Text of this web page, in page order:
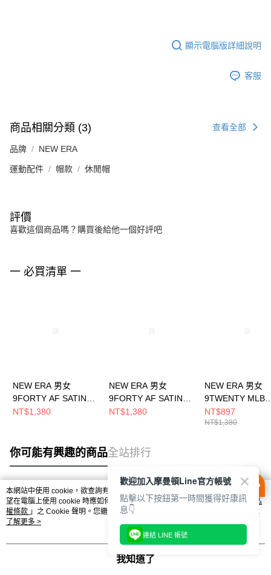
顯示電腦版詳細說明
客服
商品相關分類 (3) 查看全部
品牌 NEW ERA
運動配件 帽款 休閒帽
評價
喜歡這個商品嗎？購買後給他一個好評吧
一 必買清單 一
NEW ERA 男女
9FORTY AF SATIN
COOPERSTOWN 洛
NT$1,380
NEW ERA 男女
9FORTY AF SATIN
COOPERSTOWN 芝
NT$1,380
NEW ERA 男女
9TWENTY MLB
VARSITY COOP
牙哥教士
NT$897
NT$1,380
你可能有興趣的商品全站排行
熱門標籤
本網站中使用 cookie，欲查詢有關本網站使用 cookie 方式之詳情，及若您不希
望在電腦上使用 cookie 時應如何變更電腦的 cookie 設定，請參閱本網站「
隱私
權條款 」之 Cookie 聲明。您繼續使用本網站即表示您同意本公司得按本網站使
用條款之 Cookie 聲明使用 cookie。
了解更多 >
我知道了
歡迎加入摩曼頓Line官方帳號
點擊以下按鈕第一時間獲得好康訊
息👇
連結 LINE 帳號